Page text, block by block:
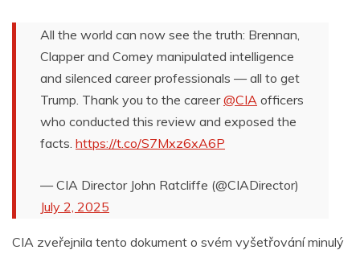
All the world can now see the truth: Brennan,
Clapper and Comey manipulated intelligence
and silenced career professionals — all to get
Trump. Thank you to the career@CIA officers
who conducted this review and exposed the
facts. https://t.co/S7Mxz6xA6P
— CIA Director John Ratcliffe (@CIADirector)
July 2, 2025
CIA zveřejnila tento dokument o svém vyšetřování minulý